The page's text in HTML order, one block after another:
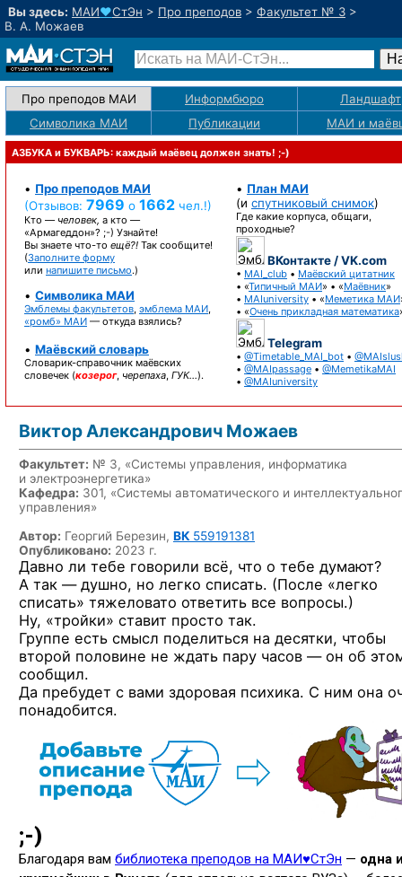
Вы здесь: МАИ♥СтЭн > Про преподов > Факультет № 3 >
В. А. Можаев
Про преподов МАИ Информбюро
Ландшафт
Символика МАИ
Публикации МАИ и
АЗБУКА и БУКВАРЬ: каждый маёвец должен знать! ;-)
• Про преподов МАИ
(Отзывов: 7969 о 1662 чел.!)
Кто — человек, а кто —
«Армагеддон»? ;-) Узнайте!
Вы знаете что-то ещё?! Так сообщите!
(Заполните форму
или напишите письмо.)
• Символика МАИ
Эмблемы факультетов, эмблема МАИ,
«ромб» МАИ — откуда взялись?
• Маёвский словарь
Словарик-справочник маёвских
словечек (козерог, черепаха, ГУК…).
• План МАИ
(и спутниковый снимок)
Где какие корпуса, общаги,
проходные?
ВКонтакте / VK.com
• MAI_club • Маёвский цитатник
• «Типичный МАИ» • «Маёвник»
• MAIuniversity • «Меметика МАИ
• «Очень прикладная математика
Telegram
• @Timetable_MAI_bot •
• @MAIpassage • @MemetikaMAI
• @MAIuniversity
Виктор Александрович Можаев
Факультет: № 3, «Системы управления, информатика
и электроэнергетика»
Кафедра: 301, «Системы автоматического и
управления»
Автор: Георгий Березин, ВК 559191381
Опубликовано: 2023 г.
Давно ли тебе говорили всё, что о тебе думают?
А так — душно, но легко списать. (После «легко
списать» тяжеловато ответить все вопросы.)
Ну, «тройки» ставит просто так.
Группе есть смысл поделиться на десятки, чтобы
второй половине не ждать пару часов — он об
сообщил.
Да пребудет с вами здоровая психика. С ним она
понадобится.